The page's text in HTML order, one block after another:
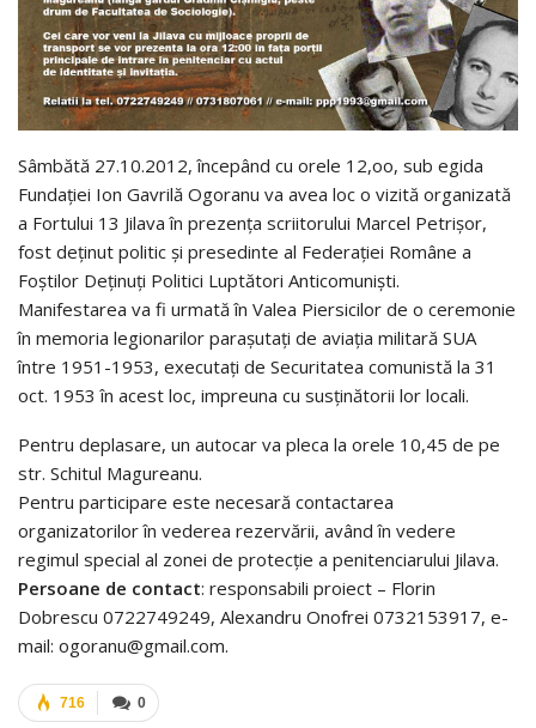
Sâmbătă 27.10.2012, începând cu orele 12,oo, sub egida
Fundației Ion Gavrilă Ogoranu va avea loc o vizită organizată
a Fortului 13 Jilava în prezența scriitorului Marcel Petrișor,
fost deținut politic și presedinte al Federației Române a
Foștilor Deținuți Politici Luptători Anticomuniști.
Manifestarea va fi urmată în Valea Piersicilor de o ceremonie
în memoria legionarilor parașutați de aviația militară SUA
între 1951-1953, executați de Securitatea comunistă la 31
oct. 1953 în acest loc, impreuna cu susținătorii lor locali.
Pentru deplasare, un autocar va pleca la orele 10,45 de pe
str. Schitul Magureanu.
Pentru participare este necesară contactarea
organizatorilor în vederea rezervării, având în vedere
regimul special al zonei de protecție a penitenciarului Jilava.
Persoane de contact: responsabili proiect – Florin
Dobrescu 0722749249, Alexandru Onofrei 0732153917, e-
mail: ogoranu@gmail.com.
0
716